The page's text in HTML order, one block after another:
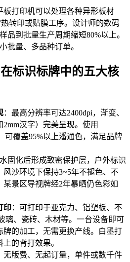
板打印机可以处理各种异形板材
热转印或贴膜工序。设计师的数码
品到批量生产周期缩短80%以上。
批量、多品种订单。
标识标牌中的五大核
：最高分辨率可达2400dpi，渐变、
汉字）完美呈现。使用
可覆盖95%以上潘通色，满足品牌
固化后形成致密保护层，户外标识
风沙环境下保持3~5年不褪色、不
某景区导视牌经2年暴晒仍色彩如
印：可打印于亚克力、铝塑板、不
璃、瓷砖、木材等。一台设备即可
牌的加工，无需更换产线。白墨打
的背打效果。
无版费、无起订量，单件或数千件